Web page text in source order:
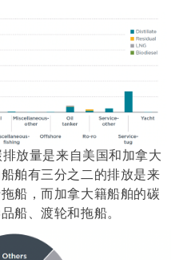
放量是来自美国和加拿大
舶有三分之二的排放是来
船，而加拿大籍船舶的碳
船、渡轮和拖船。